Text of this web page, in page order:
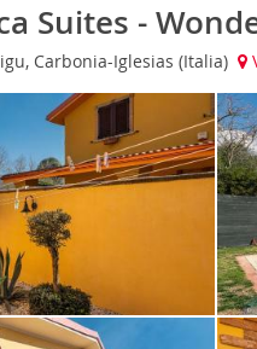
Suites -
Carbonia-Iglesias (Italia)